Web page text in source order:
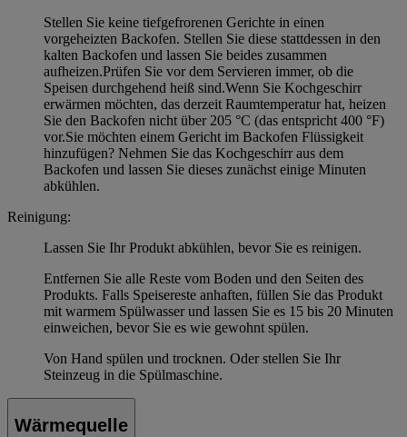
Stellen Sie keine tiefgefrorenen Gerichte in einen
vorgeheizten Backofen. Stellen Sie diese stattdessen in den
kalten Backofen und lassen Sie beides zusammen
aufheizen.Prüfen Sie vor dem Servieren immer, ob die
Speisen durchgehend heiß sind.Wenn Sie Kochgeschirr
erwärmen möchten, das derzeit Raumtemperatur hat, heizen
Sie den Backofen nicht über 205 °C (das entspricht 400 °F)
vor.Sie möchten einem Gericht im Backofen Flüssigkeit
hinzufügen? Nehmen Sie das Kochgeschirr aus dem
Backofen und lassen Sie dieses zunächst einige Minuten
abkühlen.
Reinigung:
Lassen Sie Ihr Produkt abkühlen, bevor Sie es reinigen.
Entfernen Sie alle Reste vom Boden und den Seiten des
Produkts. Falls Speisereste anhaften, füllen Sie das Produkt
mit warmem Spülwasser und lassen Sie es 15 bis 20 Minuten
einweichen, bevor Sie es wie gewohnt spülen.
Von Hand spülen und trocknen. Oder stellen Sie Ihr
Steinzeug in die Spülmaschine.
Wärmequelle